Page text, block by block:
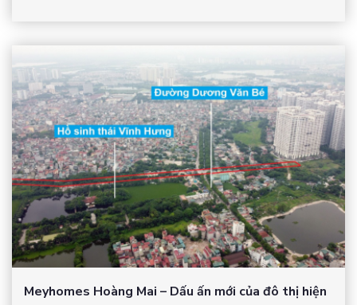
Meyhomes Hoàng Mai – Dấu ấn mới của đô thị hiện